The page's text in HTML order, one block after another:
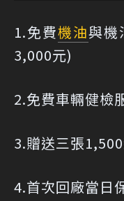
1.免費機油與機
3,000元)
2.免費車輛健檢
3.贈送三張
4.首次回廠當日